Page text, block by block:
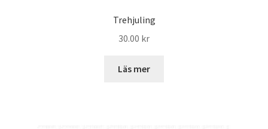
Trehjuling
30.00 kr
Läs mer